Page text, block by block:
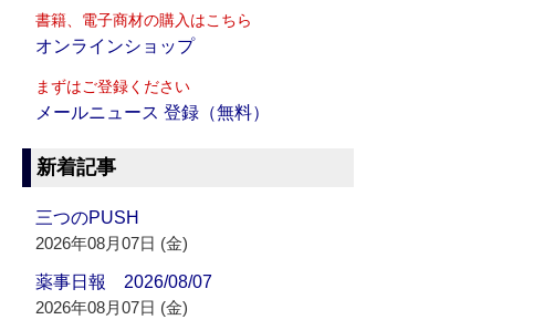
書籍、電子商材の購入はこちら
オンラインショップ
まずはご登録ください
メールニュース 登録（無料）
新着記事
三つのPUSH
2026年08月07日 (金)
薬事日報 2026/08/07
2026年08月07日 (金)